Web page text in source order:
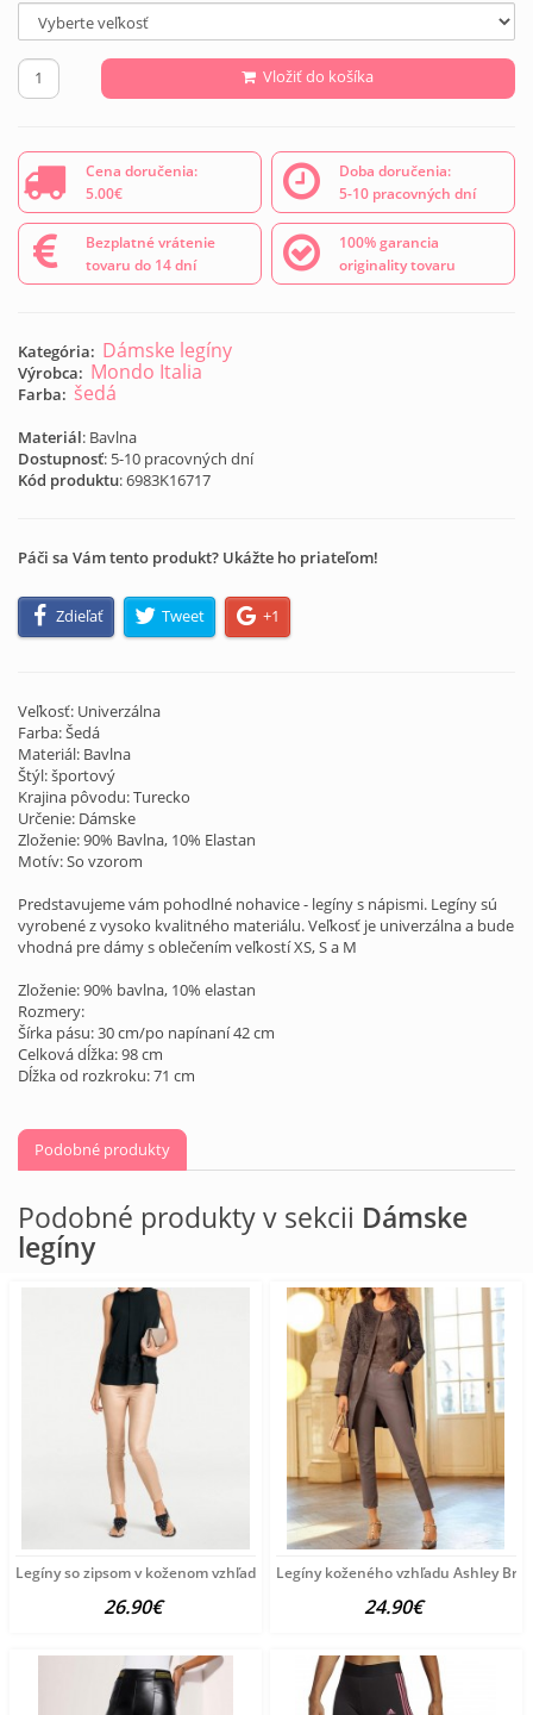
Vložiť do košíka
Cena doručenia:
5.00€
Doba doručenia:
5-10 pracovných dní
Bezplatné vrátenie
tovaru do 14 dní
100% garancia
originality tovaru
Kategória: Dámske legíny
Výrobca: Mondo Italia
Farba: šedá
Materiál: Bavlna
Dostupnosť: 5-10 pracovných dní
Kód produktu:6983K16717
Páči sa Vám tento produkt? Ukážte ho priateľom!
Zdieľať Tweet +1
Veľkosť: Univerzálna
Farba: Šedá
Materiál: Bavlna
Štýl: športový
Krajina pôvodu: Turecko
Určenie: Dámske
Zloženie: 90% Bavlna, 10% Elastan
Motív: So vzorom
Predstavujeme vám pohodlné nohavice - legíny s nápismi. Legíny sú
vyrobené z vysoko kvalitného materiálu. Veľkosť je univerzálna a bude
vhodná pre dámy s oblečením veľkostí XS, S a M
Zloženie: 90% bavlna, 10% elastan
Rozmery:
Šírka pásu: 30 cm/po napínaní 42 cm
Celková dĺžka: 98 cm
Dĺžka od rozkroku: 71 cm
Podobné produkty
Podobné produkty v sekcii Dámske
legíny
Legíny so zipsom v koženom vzhľade Ashley Brooke, marhuľové
26.90€
Legíny koženého vzhľadu Ashley
24.90€